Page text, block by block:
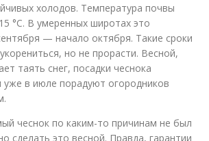
холодов. Температура почвы
°C. В умеренных широтах это
— начало октября. Такие сроки
но не прорасти. Весной,
таять снег, посадки чеснока
уже в июле порадуют огородников
чеснок по каким-то причинам не был
сделать это весной. Правда, гарантии